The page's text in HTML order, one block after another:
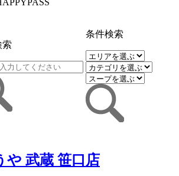
索
条件検索
や 武蔵 笹口店